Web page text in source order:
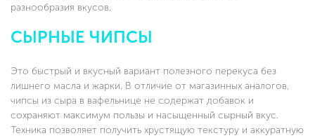
разнообразия вкусов.
СЫРНЫЕ ЧИПСЫ
Это быстрый и вкусный вариант полезного перекуса без
лишнего масла и жарки. В отличие от магазинных аналогов,
чипсы из сыра в вафельнице не содержат добавок и
сохраняют максимум пользы и насыщенный сырный вкус.
Техника позволяет получить хрустящую текстуру и аккуратную